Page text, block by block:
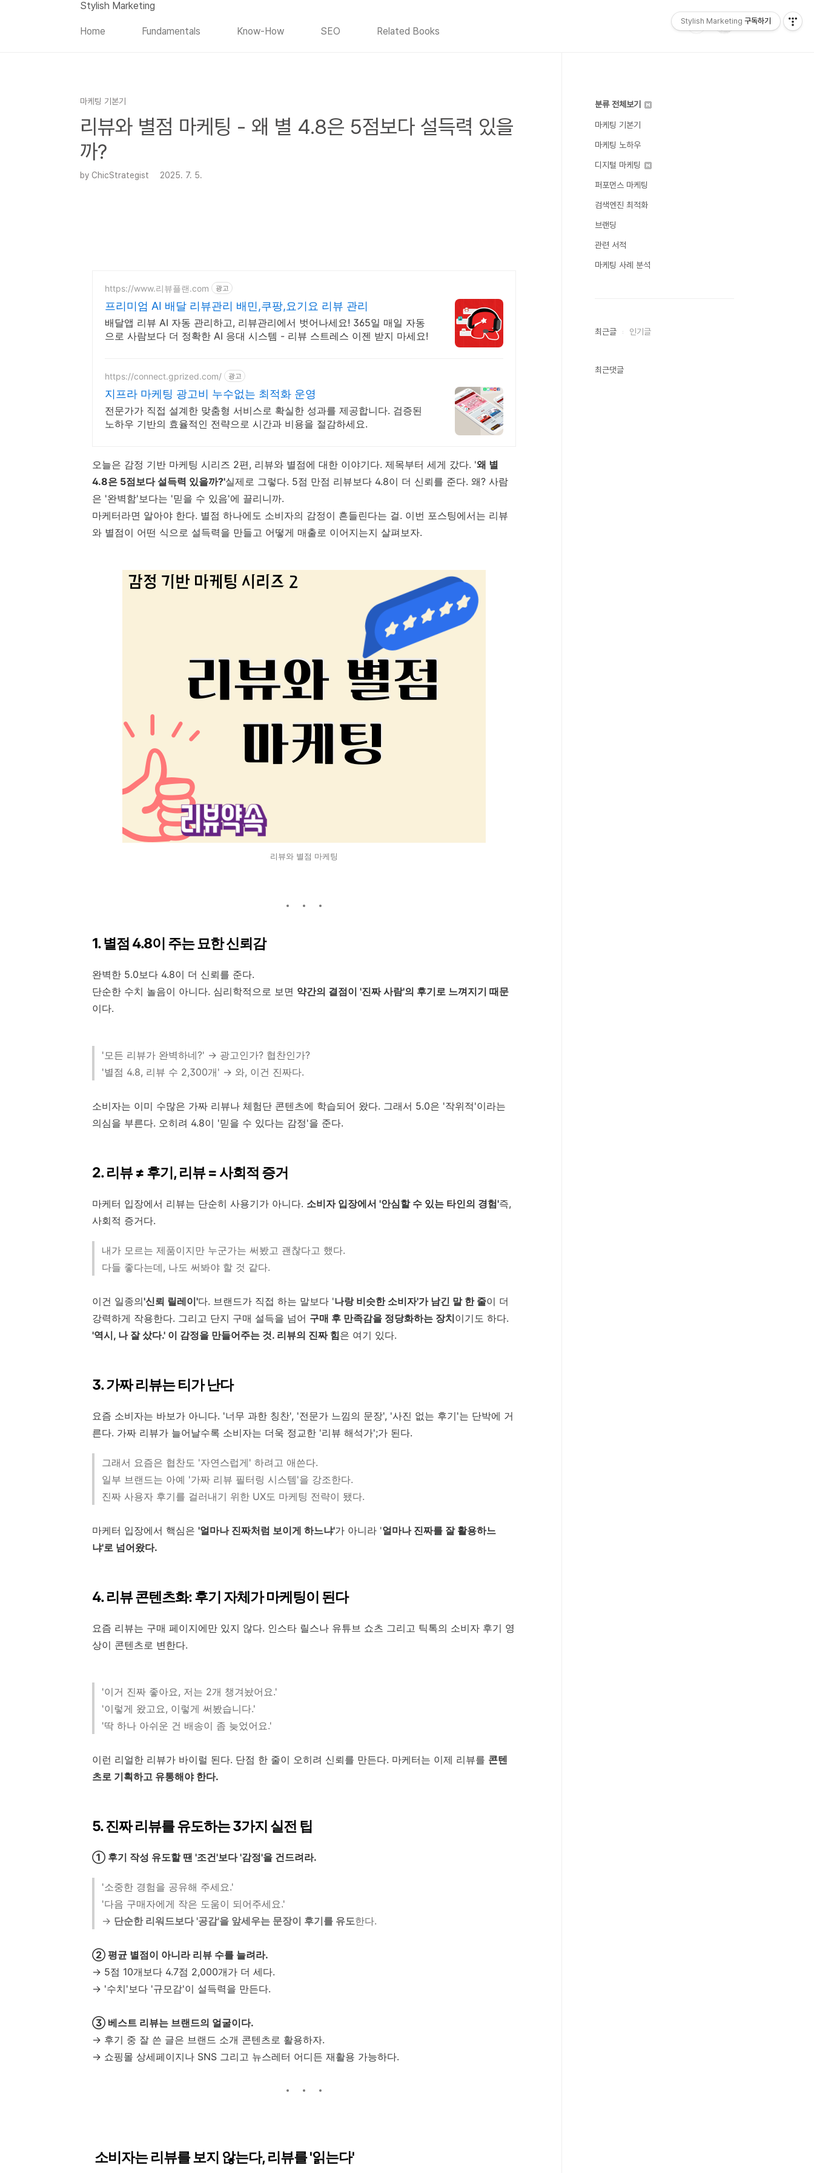
Stylish Marketing
Home Fundamentals Know-How SEO Related Books
마케팅 기본기
리뷰와 별점 마케팅 - 왜 별 4.8은 5점보다 설득력 있을
까?
by ChicStrategist 2025. 7. 5.
https://www.리뷰플랜.com 광고
프리미엄 AI 배달 리뷰관리 배민,쿠팡,요기요 리뷰 관리
배달앱 리뷰 AI 자동 관리하고, 리뷰관리에서 벗어나세요! 365일 매일 자동
으로 사람보다 더 정확한 AI 응대 시스템 - 리뷰 스트레스 이젠 받지 마세요!
https://connect.gprized.com/ 광고
지프라 마케팅 광고비 누수없는 최적화 운영
전문가가 직접 설계한 맞춤형 서비스로 확실한 성과를 제공합니다. 검증된
노하우 기반의 효율적인 전략으로 시간과 비용을 절감하세요.
오늘은 감정 기반 마케팅 시리즈 2편, 리뷰와 별점에 대한 이야기다. 제목부터 세게 갔다. '왜 별
4.8은 5점보다 설득력 있을까?'실제로 그렇다. 5점 만점 리뷰보다 4.8이 더 신뢰를 준다. 왜? 사람
은 '완벽함'보다는 '믿을 수 있음'에 끌리니까.
마케터라면 알아야 한다. 별점 하나에도 소비자의 감정이 흔들린다는 걸. 이번 포스팅에서는 리뷰
와 별점이 어떤 식으로 설득력을 만들고 어떻게 매출로 이어지는지 살펴보자.
리뷰와 별점 마케팅
1. 별점 4.8이 주는 묘한 신뢰감
완벽한 5.0보다 4.8이 더 신뢰를 준다.
단순한 수치 놀음이 아니다. 심리학적으로 보면 약간의 결점이 '진짜 사람'의 후기로 느껴지기 때문
이다.
'모든 리뷰가 완벽하네?' → 광고인가? 협찬인가?
'별점 4.8, 리뷰 수 2,300개' → 와, 이건 진짜다.
소비자는 이미 수많은 가짜 리뷰나 체험단 콘텐츠에 학습되어 왔다. 그래서 5.0은 '작위적'이라는
의심을 부른다. 오히려 4.8이 '믿을 수 있다는 감정'을 준다.
2. 리뷰 ≠ 후기, 리뷰 = 사회적 증거
마케터 입장에서 리뷰는 단순히 사용기가 아니다. 소비자 입장에서 '안심할 수 있는 타인의 경험'즉,
사회적 증거다.
내가 모르는 제품이지만 누군가는 써봤고 괜찮다고 했다.
다들 좋다는데, 나도 써봐야 할 것 같다.
이건 일종의'신뢰 릴레이'다. 브랜드가 직접 하는 말보다 '나랑 비슷한 소비자'가 남긴 말 한 줄이 더
강력하게 작용한다. 그리고 단지 구매 설득을 넘어 구매 후 만족감을 정당화하는 장치이기도 하다.
'역시, 나 잘 샀다.' 이 감정을 만들어주는 것. 리뷰의 진짜 힘은 여기 있다.
3. 가짜 리뷰는 티가 난다
요즘 소비자는 바보가 아니다. '너무 과한 칭찬', '전문가 느낌의 문장', '사진 없는 후기'는 단박에 거
른다. 가짜 리뷰가 늘어날수록 소비자는 더욱 정교한 '리뷰 해석가';가 된다.
그래서 요즘은 협찬도 '자연스럽게' 하려고 애쓴다.
일부 브랜드는 아예 '가짜 리뷰 필터링 시스템'을 강조한다.
진짜 사용자 후기를 걸러내기 위한 UX도 마케팅 전략이 됐다.
마케터 입장에서 핵심은 '얼마나 진짜처럼 보이게 하느냐'가 아니라 '얼마나 진짜를 잘 활용하느
냐'로 넘어왔다.
4. 리뷰 콘텐츠화: 후기 자체가 마케팅이 된다
요즘 리뷰는 구매 페이지에만 있지 않다. 인스타 릴스나 유튜브 쇼츠 그리고 틱톡의 소비자 후기 영
상이 콘텐츠로 변한다.
'이거 진짜 좋아요, 저는 2개 챙겨놨어요.'
'이렇게 왔고요, 이렇게 써봤습니다.'
'딱 하나 아쉬운 건 배송이 좀 늦었어요.'
이런 리얼한 리뷰가 바이럴 된다. 단점 한 줄이 오히려 신뢰를 만든다. 마케터는 이제 리뷰를 콘텐
츠로 기획하고 유통해야 한다.
5. 진짜 리뷰를 유도하는 3가지 실전 팁
① 후기 작성 유도할 땐 '조건'보다 '감정'을 건드려라.
'소중한 경험을 공유해 주세요.'
'다음 구매자에게 작은 도움이 되어주세요.'
→ 단순한 리워드보다 '공감'을 앞세우는 문장이 후기를 유도한다.
② 평균 별점이 아니라 리뷰 수를 늘려라.
→ 5점 10개보다 4.7점 2,000개가 더 세다.
→ '수치'보다 '규모감'이 설득력을 만든다.
③ 베스트 리뷰는 브랜드의 얼굴이다.
→ 후기 중 잘 쓴 글은 브랜드 소개 콘텐츠로 활용하자.
→ 쇼핑몰 상세페이지나 SNS 그리고 뉴스레터 어디든 재활용 가능하다.
소비자는 리뷰를 보지 않는다, 리뷰를 '읽는다'
분류 전체보기
마케팅 기본기
마케팅 노하우
디지털 마케팅
퍼포먼스 마케팅
검색엔진 최적화
브랜딩
관련 서적
마케팅 사례 분석
최근글 인기글
최근댓글
Stylish Marketing 구독하기